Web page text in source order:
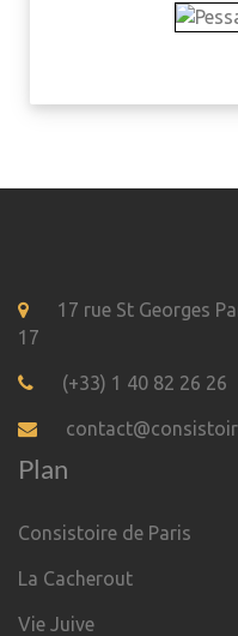
17 rue St Georges
17
(+33) 1 40 82 26 26
Plan
Consistoire de Paris
La Cacherout
Vie Juive